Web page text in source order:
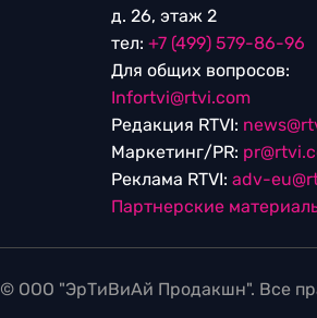
д. 26, этаж 2
тел: +7 (499) 579-86-96
Для общих вопросов:
Infortvi@rtvi.com
Редакция RTVI:
Маркетинг/PR:
Реклама RTVI: adv-
Партнерские
© ООО "ЭрТиВиАй Продакшн". Все